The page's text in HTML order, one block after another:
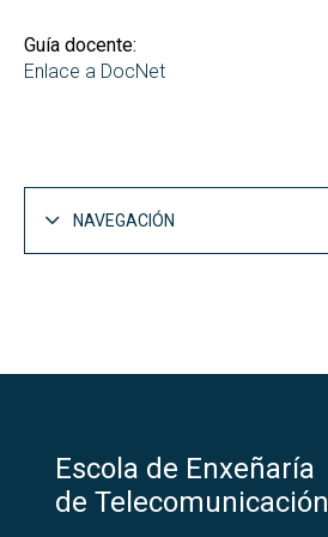
Guía docente:
Enlace a DocNet
NAVEGACIÓN
Escola de Enxeñaría
de Telecomunicación